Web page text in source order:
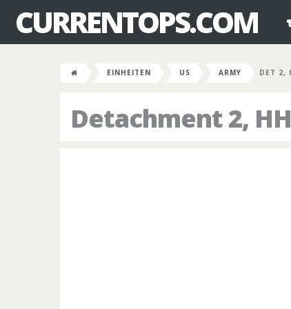
CURRENTOPS.COM
EINHEITEN US ARMY DET 2,
Detachment 2,